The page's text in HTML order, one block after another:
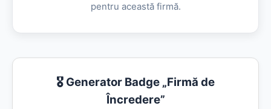
pentru această firmă.
🎖️ Generator Badge „Firmă de
Încredere”